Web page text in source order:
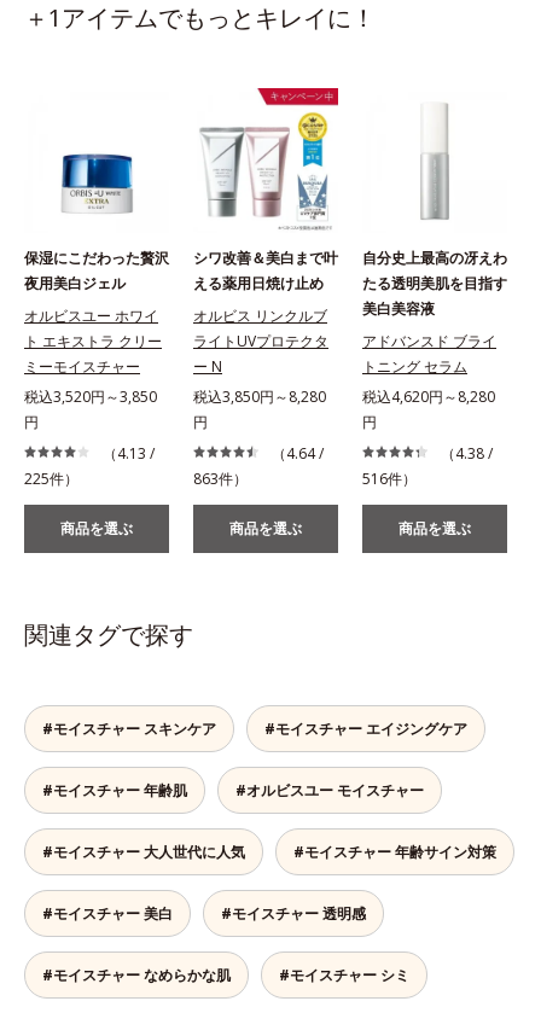
＋1アイテムでもっとキレイに！
保湿にこだわった贅沢
夜用美白ジェル
オルビスユー ホワイ
ト エキストラ クリー
ミーモイスチャー
税込3,520円～3,850
円
（4.13 /
225件）
商品を選ぶ
シワ改善＆美白まで叶
える薬用日焼け止め
オルビス リンクルブ
ライトUVプロテクタ
ー N
税込3,850円～8,280
円
（4.64 /
863件）
商品を選ぶ
自分史上最高の冴えわ
たる透明美肌を目指す
美白美容液
アドバンスド ブライ
トニング セラム
税込4,620円～8,280
円
（4.38 /
516件）
商品を選ぶ
関連タグで探す
#モイスチャー スキンケア #モイスチャー エイジングケア
#モイスチャー 年齢肌 #オルビスユー モイスチャー
#モイスチャー 大人世代に人気 #モイスチャー 年齢サイン対策
#モイスチャー 美白 #モイスチャー 透明感
#モイスチャー なめらかな肌 #モイスチャー シミ